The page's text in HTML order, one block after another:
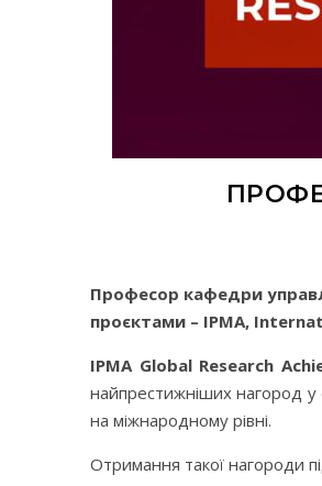
Професор кафедри
проєктами – IPMA,
IPMA Global Research
найпрестижніших нагород у
на міжнародному рівні.
Отримання такої нагороди